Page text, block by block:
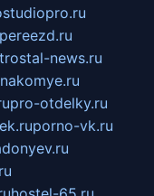
news.ru
pro-otdelky.ru
porno-vk.ru